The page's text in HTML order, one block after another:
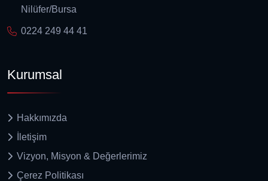
Nilüfer/Bursa
0224 249 44 41
Kurumsal
Hakkımızda
İletişim
Vizyon, Misyon & Değerlerimiz
Çerez Politikası